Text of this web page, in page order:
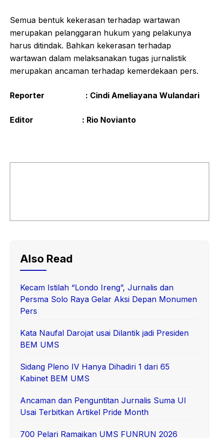
Semua bentuk kekerasan terhadap wartawan
merupakan pelanggaran hukum yang pelakunya
harus ditindak. Bahkan kekerasan terhadap
wartawan dalam melaksanakan tugas jurnalistik
merupakan ancaman terhadap kemerdekaan pers.
Reporter : Cindi Ameliayana Wulandari
Editor : Rio Novianto
Also Read
Kecam Istilah “Londo Ireng”, Jurnalis dan
Persma Solo Raya Gelar Aksi Depan Monumen
Pers
Kata Naufal Darojat usai Dilantik jadi Presiden
BEM UMS
Sidang Pleno IV Hanya Dihadiri 1 dari 65
Kabinet BEM UMS
Ancaman dan Penguntitan Jurnalis Suma UI
Usai Terbitkan Artikel Pride Month
700 Pelari Ramaikan UMS FUNRUN 2026